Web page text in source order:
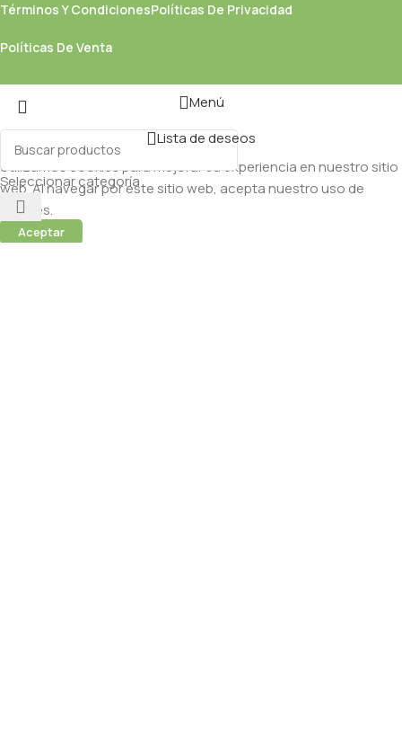
Términos Y CondicionesPolíticas De Privacidad
Políticas De Venta
Seleccionar categoría
Menú
Lista de deseos
Utilizamos cookies para mejorar su experiencia en nuestro sitio
web. Al navegar por este sitio web, acepta nuestro uso de
cookies.
Aceptar